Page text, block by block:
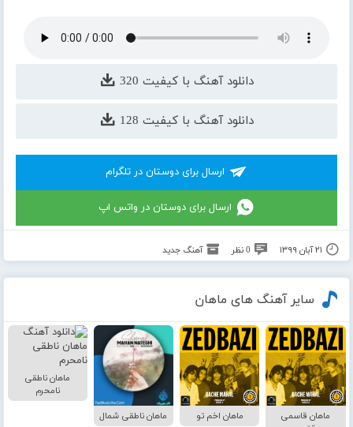
دانلود آهنگ با کیفیت 320
دانلود آهنگ با کیفیت 128
ارسال برای دوستان در تلگرام
ارسال برای دوستان در واتس اپ
۲۱ آبان ۱۳۹۹ 0 نظر آهنگ جدید
سایر آهنگ های ماهان
ماهان قاسمی
ماهان اخم تو ماهان ناطقی شمال
ماهان ناطقی
نامحرم